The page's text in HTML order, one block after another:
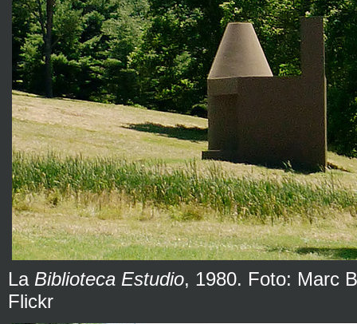
La Biblioteca Estudio, 1980. Foto: Marc
Flickr